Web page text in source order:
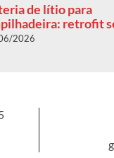
de lítio para
retrofit
2026